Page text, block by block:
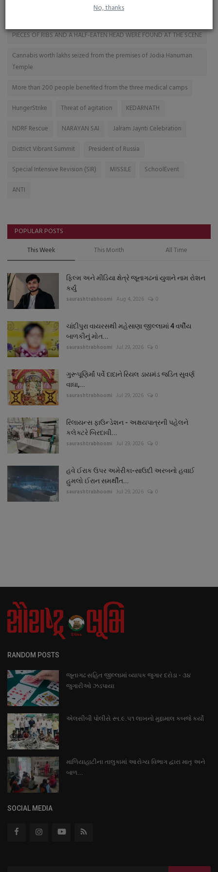
No, thanks
PIECES OF RIBS AND A HALF-EATEN HEAD WERE FOUND AT THE SCENE
Cannabis worth lakhs seized from the premises of Jodia Hanuman
Temple
More than 200 people benefited from the three medical camps
HungerStrike
Threat of agitation
KEDARNATH
NDRF Rescue
NARAYAN SAI
Jalram Jaynti Celebration
District Vibrant Summit
President of Russia
Special Intensive Revision (SIR)
MISSILE
SchoolEvent
ANTI
POPULAR POSTS
This Week This Month All Time
ફિલ્મ અને મીડિયા ક્ષેત્રે જૂનાગઢનાં યુવાને નામ રોશન
કર્યું
saurashtrabhoomi Aug 4, 2026 0
ચાંદીપુરા વાયરસથી મહેસાણા જીલ્લામાં 4 વર્ષીય
બાળકીનું મોત...
saurashtrabhoomi Jul 29, 2026 0
ગુરૂપૂણિર્માં પર્વે દાદાને રિયલ ડાયમંડ જડિત સુવર્ણ
વાઘા,...
saurashtrabhoomi Jul 29, 2026 0
રિલાયન્સ ફાઉન્ડેશન - અક્ષયપાત્રની પહેલને
કલેક્ટરે બિરદાવી...
saurashtrabhoomi Jul 29, 2026 0
હવે ઈરાક ઉપર અમેરીકા-સાઉદી અરબનો હવાઈ
હુમલો ઈરાન સમર્થીત...
saurashtrabhoomi Jul 29, 2026 0
RANDOM POSTS
જૂનાગઢ સહિત જીલ્લામાં વ્યાપક જુગાર દરોડા - ૩૪
જુગારીઓ ઝડપાયા
એલસીબી પોલીસે રૂા.૯.૫૧ લાખનો મુદ્દામાલ કબજે કર્યો
માળિયાહાટીના તાલુકામાં આરોગ્ય વિભાગ દ્વારા માતૃ અને
બાળ...
SOCIAL MEDIA